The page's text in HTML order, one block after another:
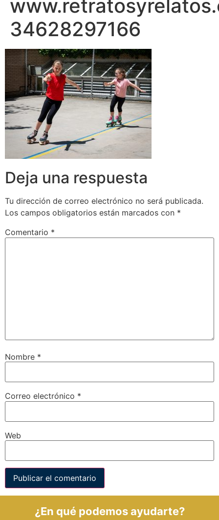
34628297166
Deja una respuesta
Tu dirección de correo electrónico no será publicada.
Los campos obligatorios están marcados con *
Comentario *
Nombre *
Correo electrónico *
Web
¿En qué podemos ayudarte?